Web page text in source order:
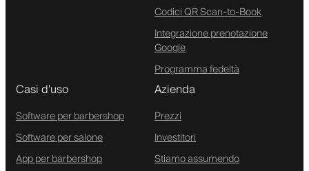
Codici QR Scan-to-Book
Integrazione prenotazione
Google
Programma fedeltà
Casi d'uso
Software per barbershop
Software per salone
App per barbershop
Azienda
Prezzi
Investitori
Stiamo assumendo